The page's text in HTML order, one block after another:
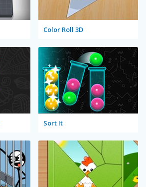
Color Roll 3D
Sort It